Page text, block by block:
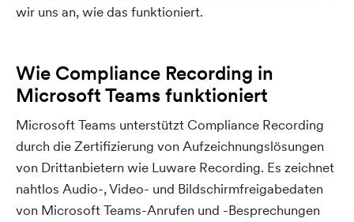
wir uns an, wie das funktioniert.
Wie Compliance Recording in
Microsoft Teams funktioniert
Microsoft Teams unterstützt Compliance Recording
durch die Zertifizierung von Aufzeichnungslösungen
von Drittanbietern wie Luware Recording. Es zeichnet
nahtlos Audio-, Video- und Bildschirmfreigabedaten
von Microsoft Teams-Anrufen und -Besprechungen